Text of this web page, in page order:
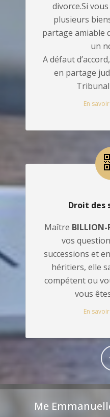
divorce.Si
plusieurs
partage amiable
un
A défaut
en partage
En
Droit des
Maître BILLION-
vos
successions et
héritiers, elle
compétent ou
vous
En
Me